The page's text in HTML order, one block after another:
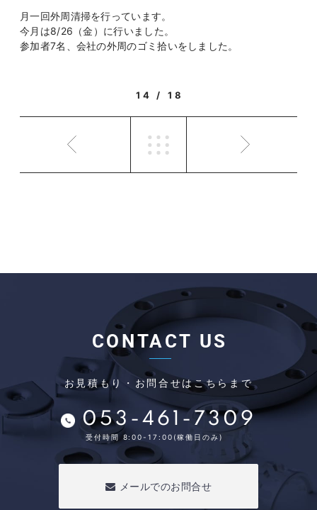
月一回外周清掃を行っています。
今月は8/26（金）に行いました。
参加者7名、会社の外周のゴミ拾いをしました。
14 / 18
CONTACT US
お見積もり・お問合せはこちらまで
053-461-7309
受付時間 8:00-17:00(稼働日のみ)
メールでのお問合せ